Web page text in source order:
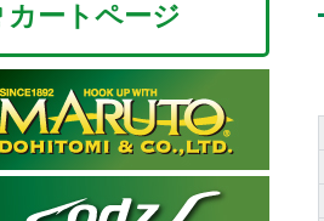
カートページ